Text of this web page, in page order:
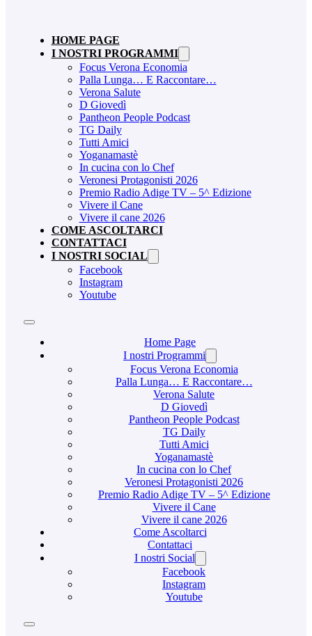
HOME PAGE
I NOSTRI PROGRAMMI
Focus Verona Economia
Palla Lunga… E Raccontare…
Verona Salute
D Giovedì
Pantheon People Podcast
TG Daily
Tutti Amici
Yoganamastè
In cucina con lo Chef
Veronesi Protagonisti 2026
Premio Radio Adige TV – 5^ Edizione
Vivere il Cane
Vivere il cane 2026
COME ASCOLTARCI
CONTATTACI
I NOSTRI SOCIAL
Facebook
Instagram
Youtube
Home Page
I nostri Programmi
Focus Verona Economia
Palla Lunga… E Raccontare…
Verona Salute
D Giovedì
Pantheon People Podcast
TG Daily
Tutti Amici
Yoganamastè
In cucina con lo Chef
Veronesi Protagonisti 2026
Premio Radio Adige TV – 5^ Edizione
Vivere il Cane
Vivere il cane 2026
Come Ascoltarci
Contattaci
I nostri Social
Facebook
Instagram
Youtube